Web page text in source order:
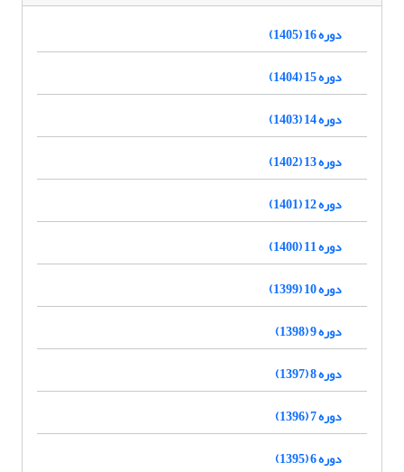
دوره 16 (1405)
دوره 15 (1404)
دوره 14 (1403)
دوره 13 (1402)
دوره 12 (1401)
دوره 11 (1400)
دوره 10 (1399)
دوره 9 (1398)
دوره 8 (1397)
دوره 7 (1396)
دوره 6 (1395)